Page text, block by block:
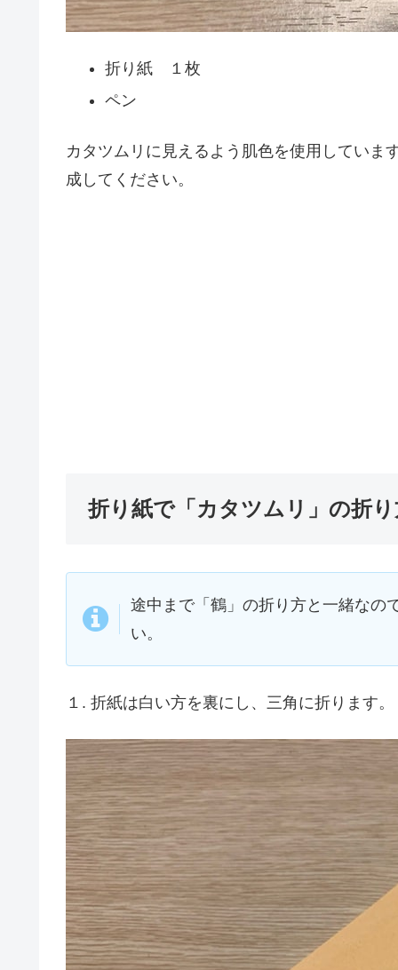
折り紙 １枚
ペン
カタツムリに見えるよう肌色を使用していま
成してください。
折り紙で「カタツムリ」の折
途中まで「鶴」の折り方と一緒なの
い。
１. 折紙は白い方を裏にし、三角に折ります。